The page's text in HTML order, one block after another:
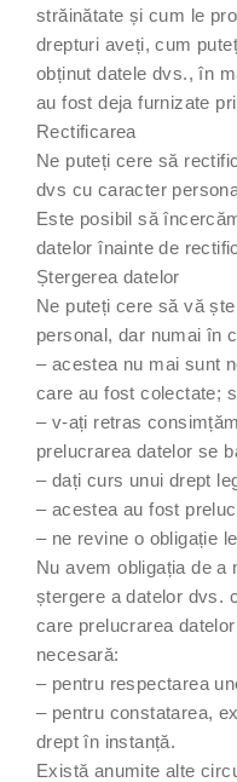
străinătate și cum le
drepturi aveți, cum
obținut datele dvs., în
au fost deja furnizate
Rectificarea
Ne puteți cere să
dvs cu caracter
Este posibil să
datelor înainte de
Ștergerea datelor
Ne puteți cere să vă
personal, dar numai în
– acestea nu mai sunt
care au fost colectate;
– v-ați retras
prelucrarea datelor se
– dați curs unui drept
– acestea au fost
– ne revine o obligație
Nu avem obligația de a
ștergere a datelor dvs.
care prelucrarea
necesară:
– pentru respectarea
– pentru constatarea,
drept în instanță.
Există anumite alte